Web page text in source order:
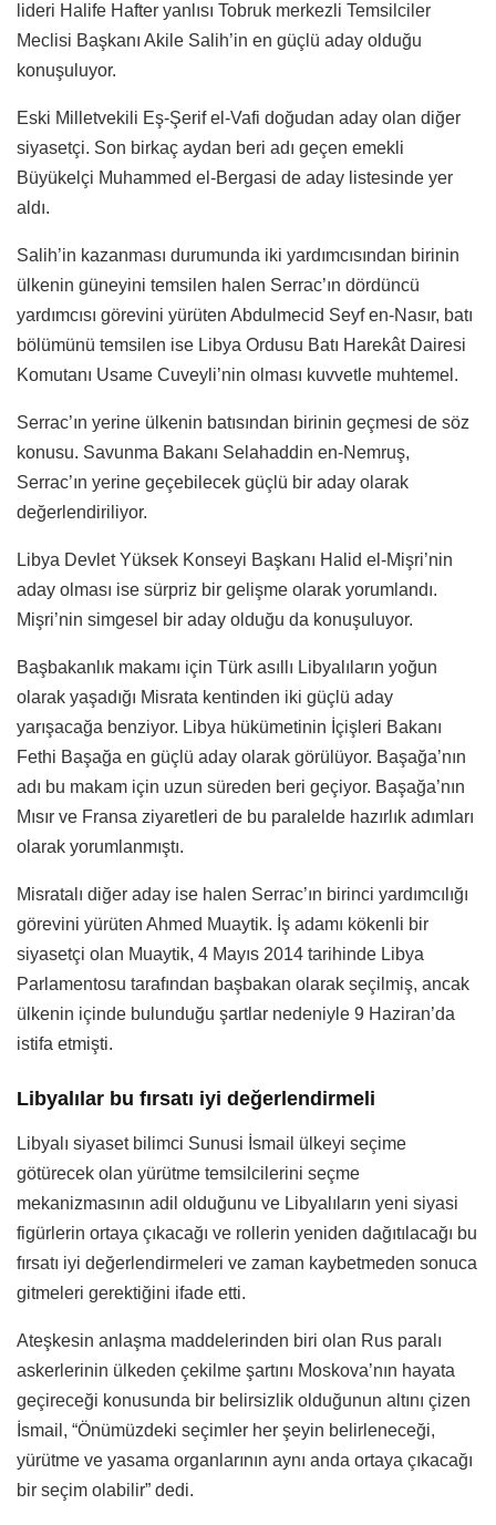
lideri Halife Hafter yanlısı Tobruk merkezli Temsilciler
Meclisi Başkanı Akile Salih’in en güçlü aday olduğu
konuşuluyor.
Eski Milletvekili Eş-Şerif el-Vafi doğudan aday olan diğer
siyasetçi. Son birkaç aydan beri adı geçen emekli
Büyükelçi Muhammed el-Bergasi de aday listesinde yer
aldı.
Salih’in kazanması durumunda iki yardımcısından birinin
ülkenin güneyini temsilen halen Serrac’ın dördüncü
yardımcısı görevini yürüten Abdulmecid Seyf en-Nasır, batı
bölümünü temsilen ise Libya Ordusu Batı Harekât Dairesi
Komutanı Usame Cuveyli’nin olması kuvvetle muhtemel.
Serrac’ın yerine ülkenin batısından birinin geçmesi de söz
konusu. Savunma Bakanı Selahaddin en-Nemruş,
Serrac’ın yerine geçebilecek güçlü bir aday olarak
değerlendiriliyor.
Libya Devlet Yüksek Konseyi Başkanı Halid el-Mişri’nin
aday olması ise sürpriz bir gelişme olarak yorumlandı.
Mişri’nin simgesel bir aday olduğu da konuşuluyor.
Başbakanlık makamı için Türk asıllı Libyalıların yoğun
olarak yaşadığı Misrata kentinden iki güçlü aday
yarışacağa benziyor. Libya hükümetinin İçişleri Bakanı
Fethi Başağa en güçlü aday olarak görülüyor. Başağa’nın
adı bu makam için uzun süreden beri geçiyor. Başağa’nın
Mısır ve Fransa ziyaretleri de bu paralelde hazırlık adımları
olarak yorumlanmıştı.
Misratalı diğer aday ise halen Serrac’ın birinci yardımcılığı
görevini yürüten Ahmed Muaytik. İş adamı kökenli bir
siyasetçi olan Muaytik, 4 Mayıs 2014 tarihinde Libya
Parlamentosu tarafından başbakan olarak seçilmiş, ancak
ülkenin içinde bulunduğu şartlar nedeniyle 9 Haziran’da
istifa etmişti.
Libyalılar bu fırsatı iyi değerlendirmeli
Libyalı siyaset bilimci Sunusi İsmail ülkeyi seçime
götürecek olan yürütme temsilcilerini seçme
mekanizmasının adil olduğunu ve Libyalıların yeni siyasi
figürlerin ortaya çıkacağı ve rollerin yeniden dağıtılacağı bu
fırsatı iyi değerlendirmeleri ve zaman kaybetmeden sonuca
gitmeleri gerektiğini ifade etti.
Ateşkesin anlaşma maddelerinden biri olan Rus paralı
askerlerinin ülkeden çekilme şartını Moskova’nın hayata
geçireceği konusunda bir belirsizlik olduğunun altını çizen
İsmail, “Önümüzdeki seçimler her şeyin belirleneceği,
yürütme ve yasama organlarının aynı anda ortaya çıkacağı
bir seçim olabilir” dedi.